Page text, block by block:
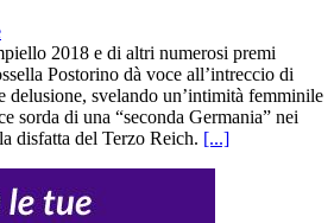
2018 e di altri numerosi premi
Postorino dà voce all’intreccio di
delusione, svelando un’intimità femminile
sorda di una “seconda Germania” nei
disfatta del Terzo Reich. [...]